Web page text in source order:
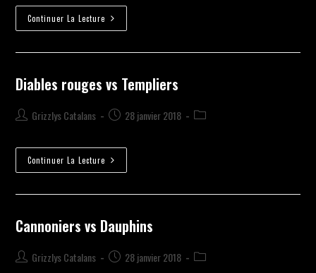
Continuer La Lecture
Diables rouges vs Templiers
Grizzlys Catalans 28 janvier 2018
Continuer La Lecture
Cannoniers vs Dauphins
Grizzlys Catalans 28 janvier 2018